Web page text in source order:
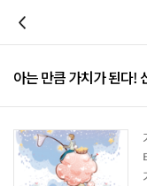
아는 만큼 가치가 된다!